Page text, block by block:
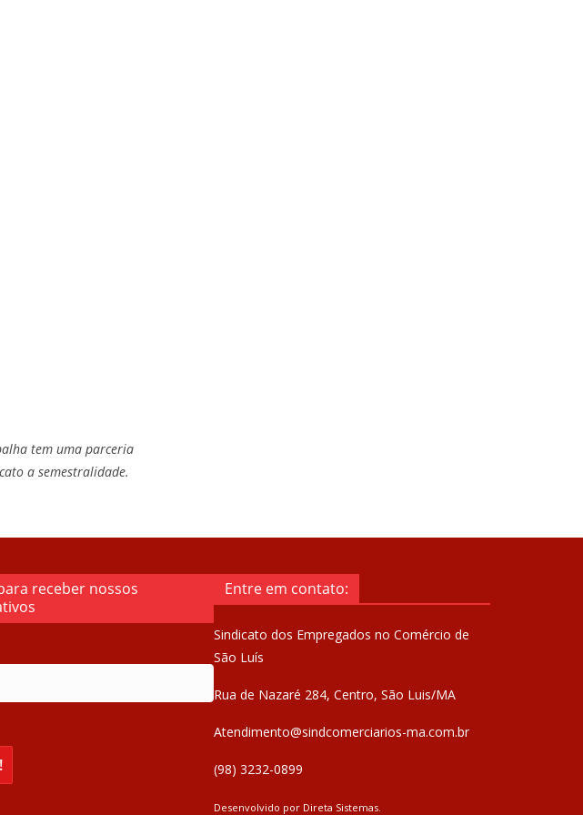
tem uma parceria
a semestralidade.
receber nossos
Entre em contato:
Sindicato dos Empregados no Comércio de
São Luís
Rua de Nazaré 284, Centro, São Luis/MA
Atendimento@sindcomerciarios-ma.com.br
(98) 3232-0899
Desenvolvido por Direta Sistemas.